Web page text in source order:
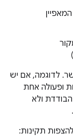
)
לדוגמה, אם יש
ופעולה אחת
ולא
תקינות: